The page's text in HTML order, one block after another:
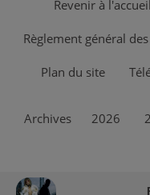
Revenir à l'accueil
Règlement général
Plan du site
Archives 2026